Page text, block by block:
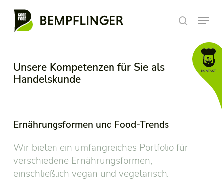
search
Menu
Unsere Kompetenzen für Sie als
Handelskunde
Ernährungsformen und Food-Trends
Wir bieten ein umfangreiches Portfolio für
verschiedene Ernährungsformen,
einschließlich vegan und vegetarisch.